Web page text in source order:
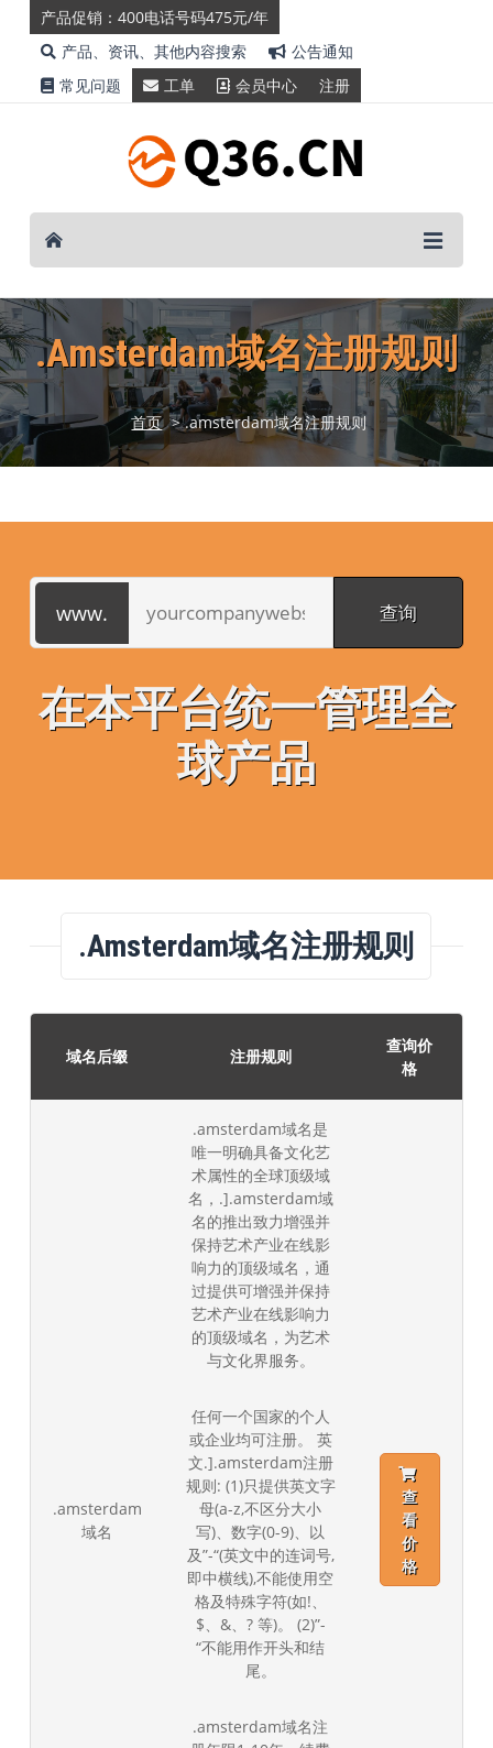
产品促销：400电话号码475元/年
产品、资讯、其他内容搜索
公告通知
常见问题
工单 会员中心 注册
.amsterdam域名注册规则
首页 > .amsterdam域名注册规则
在本平台统一管理全
球产品
.amsterdam域名注册规则
域名后缀 注册规则
查询价
格
.amsterdam
域名
.amsterdam域名是
唯一明确具备文化艺
术属性的全球顶级域
名，.].amsterdam域
名的推出致力增强并
保持艺术产业在线影
响力的顶级域名，通
过提供可增强并保持
艺术产业在线影响力
的顶级域名，为艺术
与文化界服务。
任何一个国家的个人
或企业均可注册。 英
文.].amsterdam注册
规则: (1)只提供英文字
母(a-z,不区分大小
写)、数字(0-9)、以
及”-“(英文中的连词号,
即中横线),不能使用空
格及特殊字符(如!、
$、&、? 等)。 (2)”-
“不能用作开头和结
尾。
.amsterdam域名注
查
看
价
格